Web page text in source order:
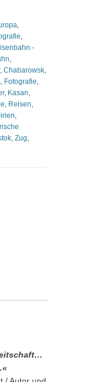
,
,
-
,
, Chabarowsk,
, Fotografie,
, Kasan,
, Reisen,
,
, Zug,